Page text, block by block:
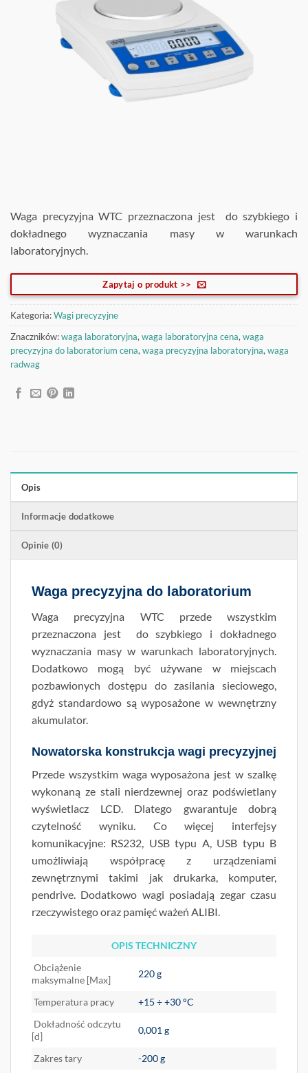
Waga precyzyjna WTC przeznaczona jest do szybkiego i
dokładnego wyznaczania masy w warunkach
laboratoryjnych.
Zapytaj o produkt >>
Kategoria:Wagi precyzyjne
Znaczników:waga laboratoryjna, waga laboratoryjna cena, waga
precyzyjna do laboratorium cena, waga precyzyjna laboratoryjna, waga
radwag
Opis
Informacje dodatkowe
Opinie (0)
Waga precyzyjna do laboratorium
Waga precyzyjna WTC przede wszystkim
przeznaczona jest do szybkiego i dokładnego
wyznaczania masy w warunkach laboratoryjnych.
Dodatkowo mogą być używane w miejscach
pozbawionych dostępu do zasilania sieciowego,
gdyż standardowo są wyposażone w wewnętrzny
akumulator.
Nowatorska konstrukcja wagi precyzyjnej
Przede wszystkim waga wyposażona jest w szalkę
wykonaną ze stali nierdzewnej oraz podświetlany
wyświetlacz LCD. Dlatego gwarantuje dobrą
czytelność wyniku. Co więcej interfejsy
komunikacyjne: RS232, USB typu A, USB typu B
umożliwiają współpracę z urządzeniami
zewnętrznymi takimi jak drukarka, komputer,
pendrive. Dodatkowo wagi posiadają zegar czasu
rzeczywistego oraz pamięć ważeń ALIBI.
OPIS TECHNICZNY
Obciążenie
maksymalne [Max]
220 g
Temperatura pracy
+15 ÷ +30 °C
Dokładność odczytu
[d]
0,001 g
Zakres tary
-200 g